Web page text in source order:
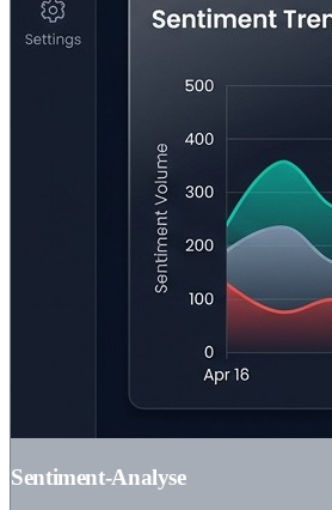
Sentiment-Analyse